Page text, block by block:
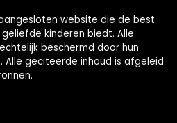
website die de best
kinderen biedt. Alle
beschermd door hun
Alle geciteerde inhoud is afgeleid